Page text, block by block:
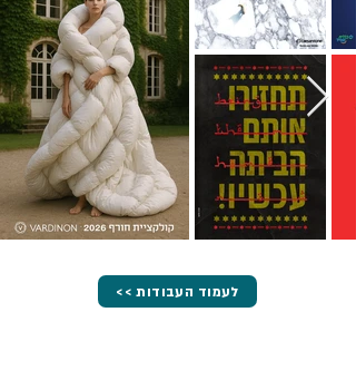
<< לעמוד העבודות